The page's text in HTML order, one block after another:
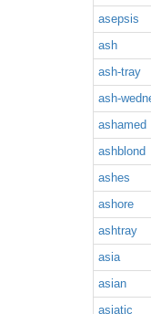
asepsis
ash
ash-tray
ash-
ashamed
ashblond
ashes
ashore
ashtray
asia
asian
asiatic